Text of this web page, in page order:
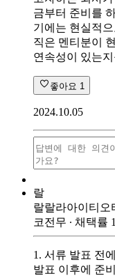
금부터 준비를
기에는 현실적
직은 멘티분이
연속성이 있는
좋아요 1
2024.10.05
랄
랄랄라아이티 오
코전무 ∙ 채택률
1. 서류 발표 전
발표 이후에 준